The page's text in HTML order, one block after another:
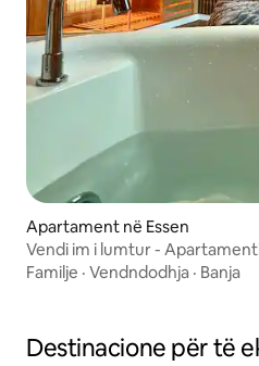
Apartament në Essen
Vendi im i lumtur -
Familje · Vendndodhja · Banja
Destinacione për të